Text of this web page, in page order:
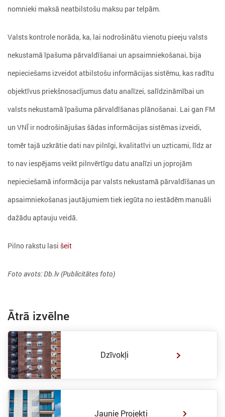
nomnieki maksā neatbilstošu maksu par telpām.
Valsts kontrole norāda, ka, lai nodrošinātu vienotu pieeju valsts
nekustamā īpašuma pārvaldīšanai un apsaimniekošanai, bija
nepieciešams izveidot atbilstošu informācijas sistēmu, kas radītu
objektīvus priekšnosacījumus datu analīzei, salīdzināmībai un
valsts nekustamā īpašuma pārvaldīšanas plānošanai. Lai gan FM
un VNĪ ir nodrošinājušas šādas informācijas sistēmas izveidi,
tomēr tajā uzkrātie dati nav pilnīgi, kvalitatīvi un uzticami, līdz ar
to nav iespējams veikt pilnvērtīgu datu analīzi un joprojām
nepieciešamā informācija par valsts nekustamā pārvaldīšanas un
apsaimniekošanas jautājumiem tiek iegūta no iestādēm manuāli
dažādu aptauju veidā.
Pilno rakstu lasi šeit
Foto avots: Db.lv (Publicitātes foto)
Ātrā izvēlne
Dzīvokļi
Jaunie Projekti